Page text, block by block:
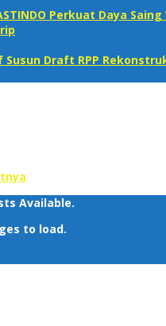
Perkuat Daya
Susun Draft RPP
Available.
to load.